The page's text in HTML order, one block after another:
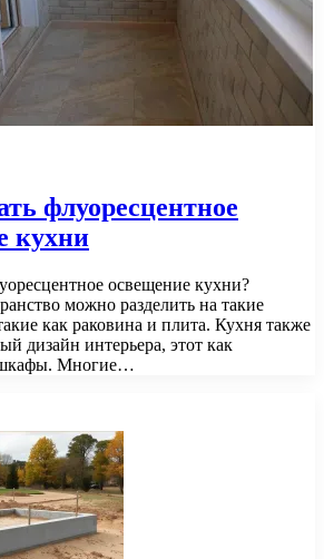
флуоресцентное
кухни
освещение кухни?
можно разделить на такие
как раковина и плита. Кухня также
дизайн интерьера, этот как
Многие…